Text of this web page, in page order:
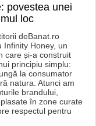
povestea unei
loc
deBanat.ro
Infinity Honey, un
care și-a construit
principiu simplu:
la consumator
natura. Atunci am
brandului,
în zone curate
respectul pentru